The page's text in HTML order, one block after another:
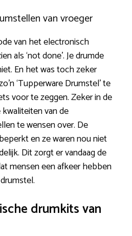
van vroeger
van het electronisch
als ‘not done’. Je drumde
En het was toch zeker
‘Tupperware Drumstel’ te
voor te zeggen. Zeker in de
van de
te wensen over. De
en ze waren nou niet
Dit zorgt er vandaag de
mensen een afkeer hebben
drumkits van